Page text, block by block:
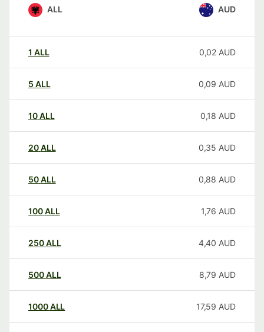
ALL AUD
1 ALL 0,02 AUD
5 ALL 0,09 AUD
10ALL 0,18 AUD
20ALL 0,35 AUD
50ALL 0,88 AUD
100ALL 1,76 AUD
250ALL 4,40 AUD
500ALL 8,79 AUD
1000ALL 17,59 AUD